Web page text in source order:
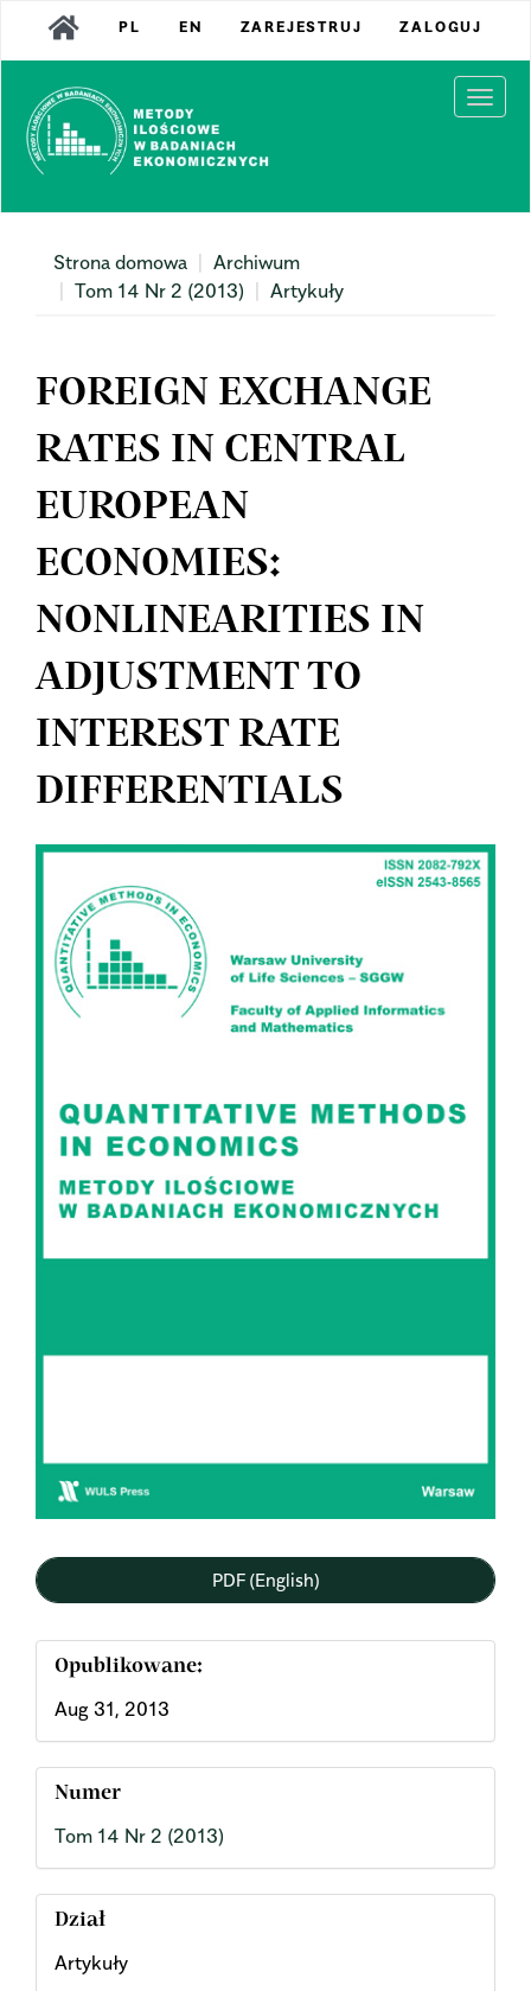
Main
Navigation
Content
Sidebar
PL EN ZAREJESTRUJ ZALOGUJ
Strona domowa
Archiwum
Tom 14 Nr 2 (2013)
Artykuły
FOREIGN EXCHANGE
RATES IN CENTRAL
EUROPEAN
ECONOMIES:
NONLINEARITIES IN
ADJUSTMENT TO
INTEREST RATE
DIFFERENTIALS
Sidebar
PDF (English)
Opublikowane:
Aug 31, 2013
Numer
Tom 14 Nr 2 (2013)
Dział
Artykuły